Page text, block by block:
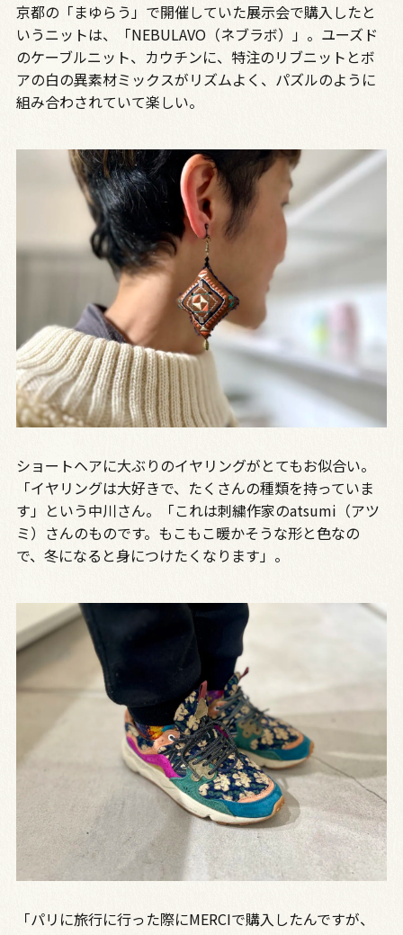
京都の「まゆらう」で開催していた展示会で購入したと
いうニットは、「NEBULAVO（ネブラボ）」。ユーズド
のケーブルニット、カウチンに、特注のリブニットとボ
アの白の異素材ミックスがリズムよく、パズルのように
組み合わされていて楽しい。
ショートヘアに大ぶりのイヤリングがとてもお似合い。
「イヤリングは大好きで、たくさんの種類を持っていま
す」という中川さん。「これは刺繍作家のatsumi（アツ
ミ）さんのものです。もこもこ暖かそうな形と色なの
で、冬になると身につけたくなります」。
「パリに旅行に行った際にMERCIで購入したんですが、